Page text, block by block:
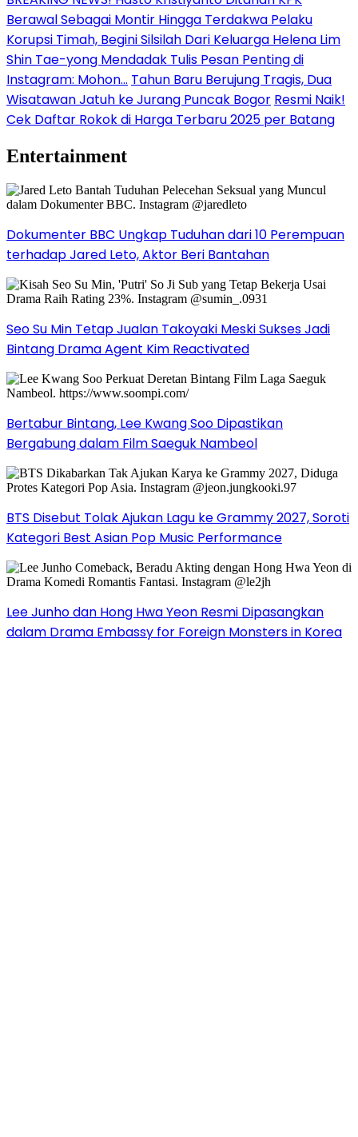
Berawal Sebagai Montir Hingga Terdakwa Pelaku
Korupsi Timah, Begini Silsilah Dari Keluarga Helena Lim
Shin Tae-yong Mendadak Tulis Pesan Penting di
Instagram: Mohon… Tahun Baru Berujung Tragis, Dua
Wisatawan Jatuh ke Jurang Puncak Bogor Resmi Naik!
Cek Daftar Rokok di Harga Terbaru 2025 per Batang
Entertainment
Dokumenter BBC Ungkap Tuduhan dari 10 Perempuan
terhadap Jared Leto, Aktor Beri Bantahan
Seo Su Min Tetap Jualan Takoyaki Meski Sukses Jadi
Bintang Drama Agent Kim Reactivated
Bertabur Bintang, Lee Kwang Soo Dipastikan
Bergabung dalam Film Saeguk Nambeol
BTS Disebut Tolak Ajukan Lagu ke Grammy 2027, Soroti
Kategori Best Asian Pop Music Performance
Lee Junho dan Hong Hwa Yeon Resmi Dipasangkan
dalam Drama Embassy for Foreign Monsters in Korea